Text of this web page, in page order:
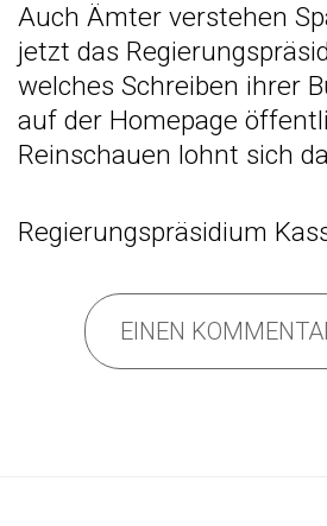
Auch Ämter verstehen
jetzt das
welches Schreiben ihrer
auf der Homepage
Reinschauen lohnt sich
Regierungspräsidium
EINEN